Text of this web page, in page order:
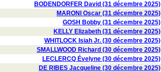
BODENDORFER David (31 décembre 2025)
MARONI Oscar (31 décembre 2025)
GOSH Bobby (31 décembre 2025)
KELLY Elizabeth (31 décembre 2025)
WHITLOCK Isiah Jr. (30 décembre 2025)
SMALLWOOD Richard (30 décembre 2025)
LECLERCQ Évelyne (30 décembre 2025)
DE RIBES Jacqueline (30 décembre 2025)